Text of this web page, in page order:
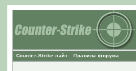
Counter-Strike сайт Правила форума